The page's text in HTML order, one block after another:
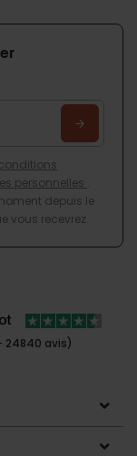
personnelles
depuis le
vous recevrez.
24840 avis)